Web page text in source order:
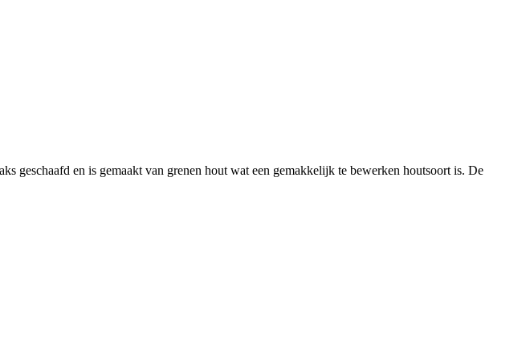
geschaafd en is gemaakt van grenen hout wat een gemakkelijk te bewerken houtsoort is. De